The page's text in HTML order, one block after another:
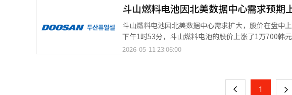
和SK海力士的增加部分2519万亿韩元，仍有超过200
别股票也展示了价值链的扩展。除了三星电子（
山特斯纳（182.52%）也大幅上涨。在电力基础设施
（179.89%）、斗山燃料电池（170.71%）等也取得了高收益率。 证券业界人士表示：“AI价
GPU和HBM需求的增加上，还体现在服务器和数据
业、伊水佩塔西斯、三星电气等AI半导体价值链企业
KOSDAQ指数仅上涨了10.07%。 值得注意的是，AI投资的收益已超越半导体，扩展至电力基础设施。KRX-Akros AI
电力基础设施指数在同一时期上涨了89.79%。该指数
公司组成，与K-AI半导体TOP2+指数的成分股没有任何重叠。 市值的增长幅度也非常显著。涵盖HBM
态系统的KRX AI半导体指数成分股的市值较年初增加
显示出价值链扩展的趋势。除了三星电子（186.07%
斗山燃料电池因北美数据中心需求预期
斗山燃料电池因北美数据中心需求扩大，股价在盘中
下午1时53分，斗山燃料电池的股价上涨了1万700韩
万3800韩元，创下历史最高价。 证券分析师表示，北
客户正在进行北美数据中心的新订单谈判，预计上
年第一季度的初步营业收入为1448亿韩元，同比增
2026-05-11 23:06:00
上 1 下